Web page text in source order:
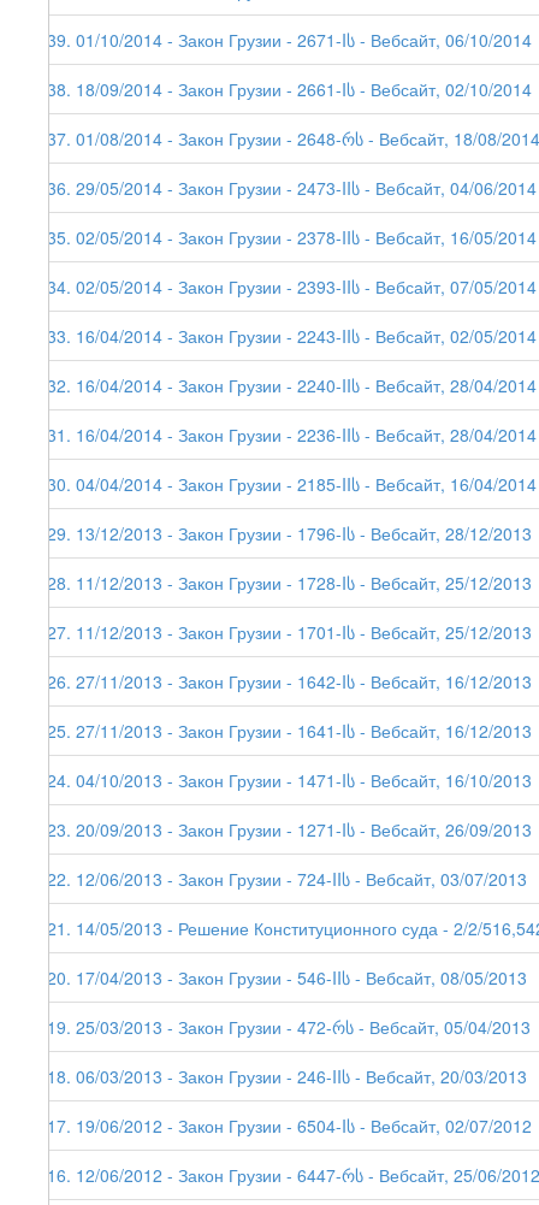
139. 01/10/2014 - Закон Грузии - 2671-Iს - Вебсайт, 06/10/2014
138. 18/09/2014 - Закон Грузии - 2661-Iს - Вебсайт, 02/10/2014
137. 01/08/2014 - Закон Грузии - 2648-რს - Вебсайт, 18/08/2014
136. 29/05/2014 - Закон Грузии - 2473-IIს - Вебсайт, 04/06/2014
135. 02/05/2014 - Закон Грузии - 2378-IIს - Вебсайт, 16/05/2014
134. 02/05/2014 - Закон Грузии - 2393-IIს - Вебсайт, 07/05/2014
133. 16/04/2014 - Закон Грузии - 2243-IIს - Вебсайт, 02/05/2014
132. 16/04/2014 - Закон Грузии - 2240-IIს - Вебсайт, 28/04/2014
131. 16/04/2014 - Закон Грузии - 2236-IIს - Вебсайт, 28/04/2014
130. 04/04/2014 - Закон Грузии - 2185-IIს - Вебсайт, 16/04/2014
129. 13/12/2013 - Закон Грузии - 1796-Iს - Вебсайт, 28/12/2013
128. 11/12/2013 - Закон Грузии - 1728-Iს - Вебсайт, 25/12/2013
127. 11/12/2013 - Закон Грузии - 1701-Iს - Вебсайт, 25/12/2013
126. 27/11/2013 - Закон Грузии - 1642-Iს - Вебсайт, 16/12/2013
125. 27/11/2013 - Закон Грузии - 1641-Iს - Вебсайт, 16/12/2013
124. 04/10/2013 - Закон Грузии - 1471-Iს - Вебсайт, 16/10/2013
123. 20/09/2013 - Закон Грузии - 1271-Iს - Вебсайт, 26/09/2013
122. 12/06/2013 - Закон Грузии - 724-IIს - Вебсайт, 03/07/2013
121. 14/05/2013 - Решение Конституционного суда - 2/2/
120. 17/04/2013 - Закон Грузии - 546-IIს - Вебсайт, 08/05/2013
119. 25/03/2013 - Закон Грузии - 472-რს - Вебсайт, 05/04/2013
118. 06/03/2013 - Закон Грузии - 246-IIს - Вебсайт, 20/03/2013
117. 19/06/2012 - Закон Грузии - 6504-Iს - Вебсайт, 02/07/2012
116. 12/06/2012 - Закон Грузии - 6447-რს - Вебсайт, 25/06/2012